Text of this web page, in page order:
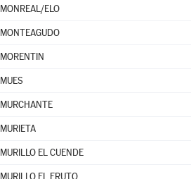
MONREAL/ELO
MONTEAGUDO
MORENTIN
MUES
MURCHANTE
MURIETA
MURILLO EL CUENDE
MURILLO EL FRUTO